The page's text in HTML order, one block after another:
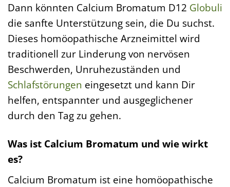
Dann könnten Calcium Bromatum D12 Globuli
die sanfte Unterstützung sein, die Du suchst.
Dieses homöopathische Arzneimittel wird
traditionell zur Linderung von nervösen
Beschwerden, Unruhezuständen und
Schlafstörungen eingesetzt und kann Dir
helfen, entspannter und ausgeglichener
durch den Tag zu gehen.
Was ist Calcium Bromatum und wie wirkt
es?
Calcium Bromatum ist eine homöopathische